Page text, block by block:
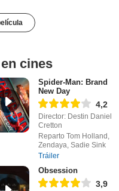
cines
Spider-Man: Brand
New Day
4,2
Director: Destin Daniel
Cretton
Reparto Tom Holland,
Zendaya, Sadie Sink
Tráiler
Obsession
3,9